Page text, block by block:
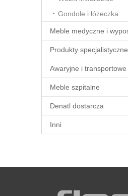
Gondole i łóżeczka
Produkty specjalistyczne
Awaryjne i transportowe
Meble szpitalne
Denatl dostarcza
Inni